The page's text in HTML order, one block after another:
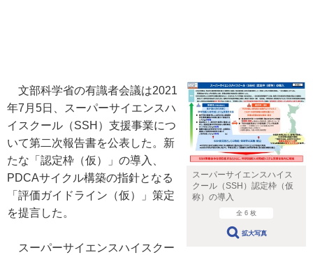
スーパーサイエンスハイス
クール（SSH）認定枠（仮
称）の導入
全 6 枚
拡大写真
文部科学省の有識者会議は2021
年7月5日、スーパーサイエンスハ
イスクール（SSH）支援事業につ
いて第二次報告書を公表した。新
たな「認定枠（仮）」の導入、
PDCAサイクル構築の指針となる
「評価ガイドライン（仮）」策定
を提言した。
スーパーサイエンスハイスクー